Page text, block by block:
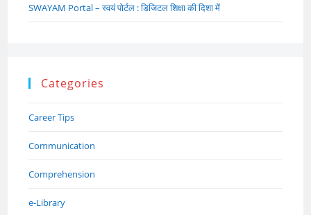
SWAYAM Portal – स्वयं पोर्टल : डिजिटल शिक्षा की दिशा में
Categories
Career Tips
Communication
Comprehension
e-Library